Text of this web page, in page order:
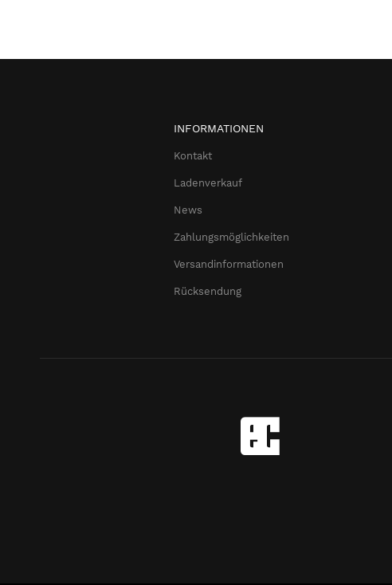
INFORMATIONEN
Kontakt
Ladenverkauf
News
Zahlungsmöglichkeiten
Versandinformationen
Rücksendung